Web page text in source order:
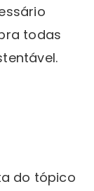
todas
do tópico